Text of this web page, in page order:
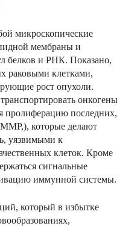
микроскопические
мембраны и
белков и РНК. Показано,
раковыми клетками,
рост опухоли.
онкогены
пролиферацию последних,
которые делают
уязвимыми к
клеток. Кроме
сигнальные
иммунной системы.
который в избытке